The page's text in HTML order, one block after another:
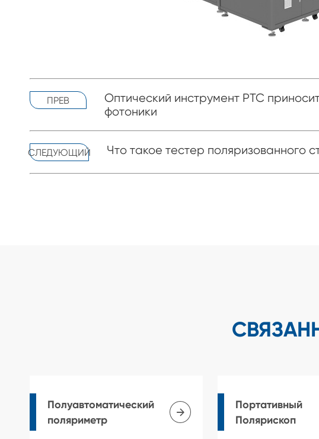
ПРЕВ
Оптический инструмент PTC
фотоники
СЛЕДУЮЩИЙ Что такое тестер поляризованного
Полуавтоматический
поляриметр

Портативный
Полярископ